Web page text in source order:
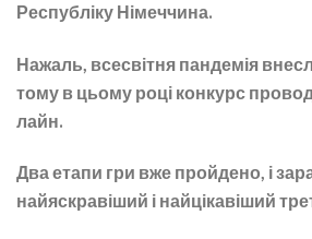
Республіку Німеччина.
Нажаль, всесвітня пандемія
тому в цьому році конкурс
лайн.
Два етапи гри вже пройдено, і
найяскравіший і найцікавіший